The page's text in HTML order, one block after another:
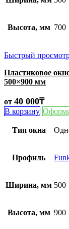
Высота, мм 700
Быстрый
Пластиковое
500×900 мм
от 40 000₸
В корзину
Тип окна
Профиль
Ширина, мм 500
Высота, мм 900